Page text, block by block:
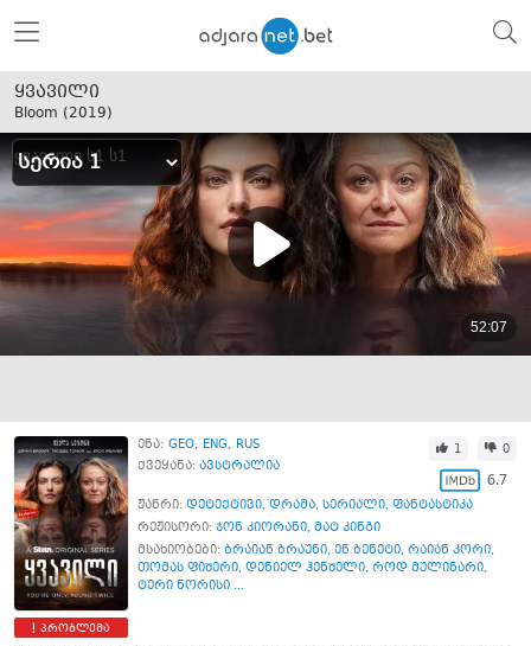
ყვავილი
Bloom (2019)
პრობლემა
ენა: GEO ENG RUS
ქვეყანა: ავსტრალია
1 0
6.7
ჟანრი: დეტექტივი, დრამა, სერიალი, ფანტასტიკა
რეჟისორი: ჯონ კიორანი, მატ კინგი
მსახიობები: ბრაიან ბრაუნი, ენ ბენეტი, რაიან კორი,
თომას ფიშერი, დენიელ ჰენშელი, როდ მულინარი,
ტერი ნორისი ...